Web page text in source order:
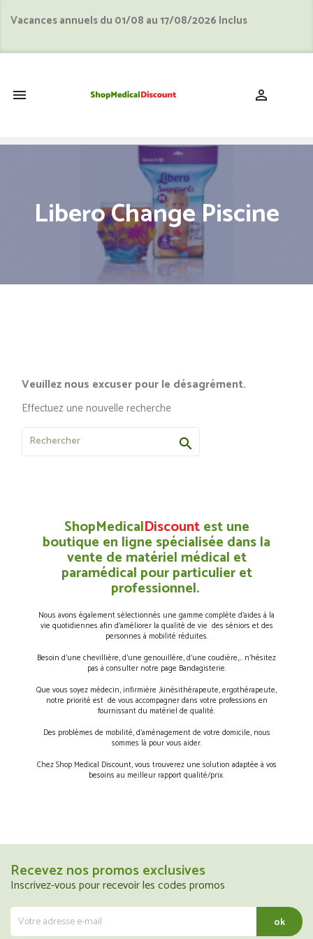
Vacances annuels du 01/08 au 17/08/2026 Inclus
 
Libero Change Piscine
Veuillez nous excuser pour le désagrément.
Effectuez une nouvelle recherche

ShopMedicalDiscountest une
boutique en ligne spécialisée dans la
vente de matériel médical et
paramédical pour particulier et
professionnel.
Nous avons également sélectionnés une gamme complète d’aides à la
vie quotidiennes afin d’améliorer la qualité de vie des séniors et des
personnes à mobilité réduites.
Besoin d’une chevillière, d’une genouillère, d’une coudière,… n’hésitez
pas à consulter notre page Bandagisterie.
Que vous soyez médecin, infirmière ,kinésithérapeute, ergothérapeute,
notre priorité est de vous accompagner dans votre professions en
fournissant du matériel de qualité.
Des problèmes de mobilité, d’aménagement de votre domicile, nous
sommes là pour vous aider.
Chez Shop Medical Discount, vous trouverez une solution adaptée à vos
besoins au meilleur rapport qualité/prix.
Recevez nos promos exclusives
Inscrivez-vous pour recevoir les codes promos